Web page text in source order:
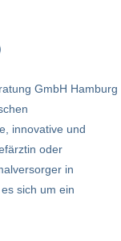
GmbH Hamburg
innovative und
oder
in
sich um ein